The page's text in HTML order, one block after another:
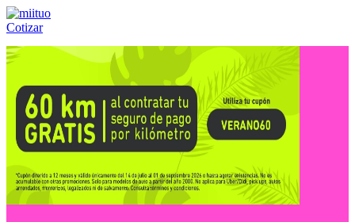
Cotizar
Llámanos al:(55) 84-21-05-00 ó